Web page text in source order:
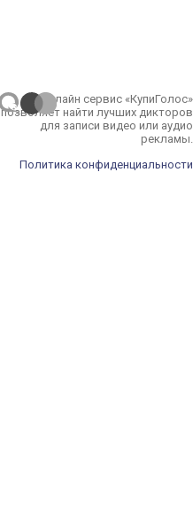
Онлайн сервис «КупиГолос»
позволяет найти лучших дикторов
для записи видео или аудио
рекламы.
Политика конфиденциальности